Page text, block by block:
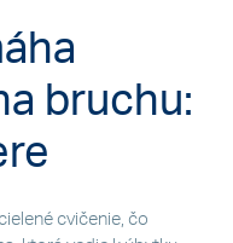
bruchu:
cvičenie, čo